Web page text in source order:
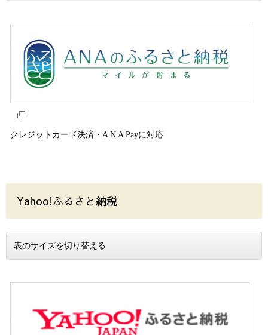
クレジットカード決済・A N A Payに対応
Yahoo!ふるさと納税
表のサイズを切り替える